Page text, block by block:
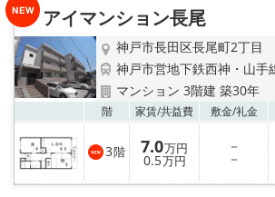
アイマンション長尾
神戸市長田区長尾町2丁目
神戸市営地下鉄西神・山手
マンション 3階建 築30年
階 家賃/共益費 敷金/礼金
3階 7.0万円
0.5万円
－
－